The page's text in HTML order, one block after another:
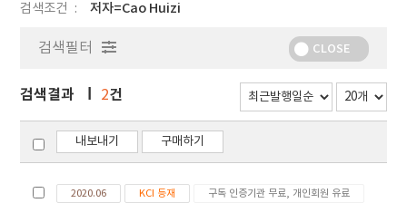
검색조건 저자=Cao Huizi
검색필터 CLOSE
검색결과 2건
내보내기 구매하기
2020.06 KCI 등재 구독 인증기관 무료, 개인회원 유료